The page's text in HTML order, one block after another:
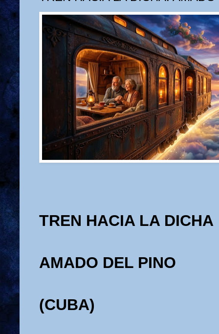
TREN HACIA LA DICHA
AMADO DEL PINO
(CUBA)